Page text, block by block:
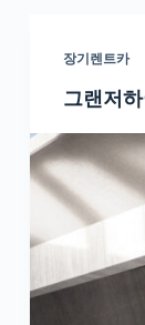
장기렌트카
그랜저